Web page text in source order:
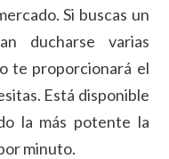
Si buscas un
ducharse varias
te proporcionará el
Está disponible
la más potente la
minuto.